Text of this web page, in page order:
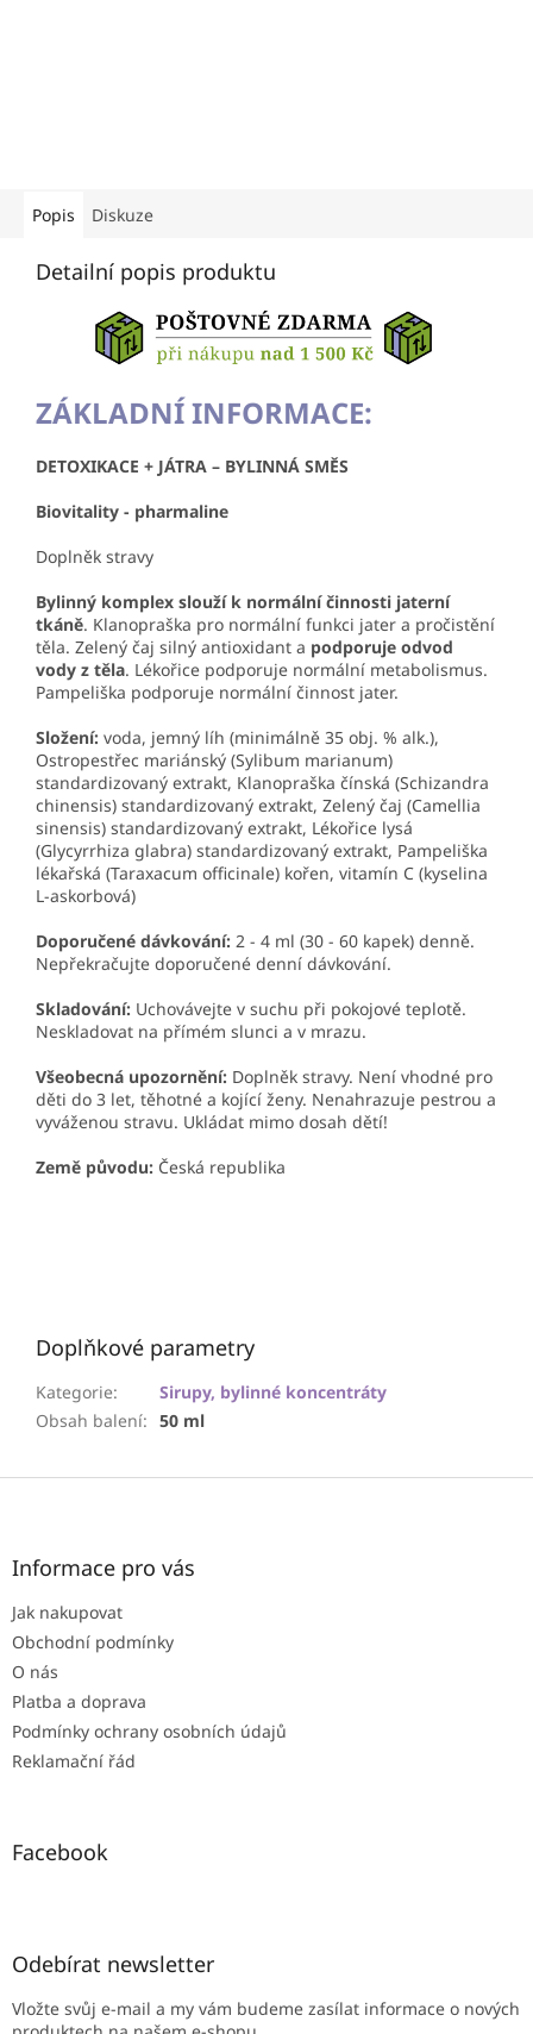
Popis Diskuze
Detailní popis produktu
ZÁKLADNÍ INFORMACE:
DETOXIKACE + JÁTRA – BYLINNÁ SMĚS
Biovitality - pharmaline
Doplněk stravy
Bylinný komplex slouží k normální činnosti jaterní
tkáně. Klanopraška pro normální funkci jater a pročistění
těla. Zelený čaj silný antioxidant a podporuje odvod
vody z těla. Lékořice podporuje normální metabolismus.
Pampeliška podporuje normální činnost jater.
Složení: voda, jemný líh (minimálně 35 obj. % alk.),
Ostropestřec mariánský (Sylibum marianum)
standardizovaný extrakt, Klanopraška čínská (Schizandra
chinensis) standardizovaný extrakt, Zelený čaj (Camellia
sinensis) standardizovaný extrakt, Lékořice lysá
(Glycyrrhiza glabra) standardizovaný extrakt, Pampeliška
lékařská (Taraxacum officinale) kořen, vitamín C (kyselina
L-askorbová)
Doporučené dávkování: 2 - 4 ml (30 - 60 kapek) denně.
Nepřekračujte doporučené denní dávkování.
Skladování: Uchovávejte v suchu při pokojové teplotě.
Neskladovat na přímém slunci a v mrazu.
Všeobecná upozornění: Doplněk stravy. Není vhodné pro
děti do 3 let, těhotné a kojící ženy. Nenahrazuje pestrou a
vyváženou stravu. Ukládat mimo dosah dětí!
Země původu: Česká republika
Doplňkové parametry
Kategorie:
Sirupy, bylinné koncentráty
Obsah balení: 50 ml
Z
Informace pro vás
Jak nakupovat
Obchodní podmínky
O nás
Platba a doprava
Podmínky ochrany osobních údajů
Reklamační řád
Facebook
Odebírat newsletter
Vložte svůj e-mail a my vám budeme zasílat informace o nových